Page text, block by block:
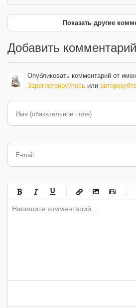
Показать другие
Добавить комментарий
Опубликовать комментарий от
Зарегистрируйтесь или
Имя (обязательное поле)
E-mail
-
-